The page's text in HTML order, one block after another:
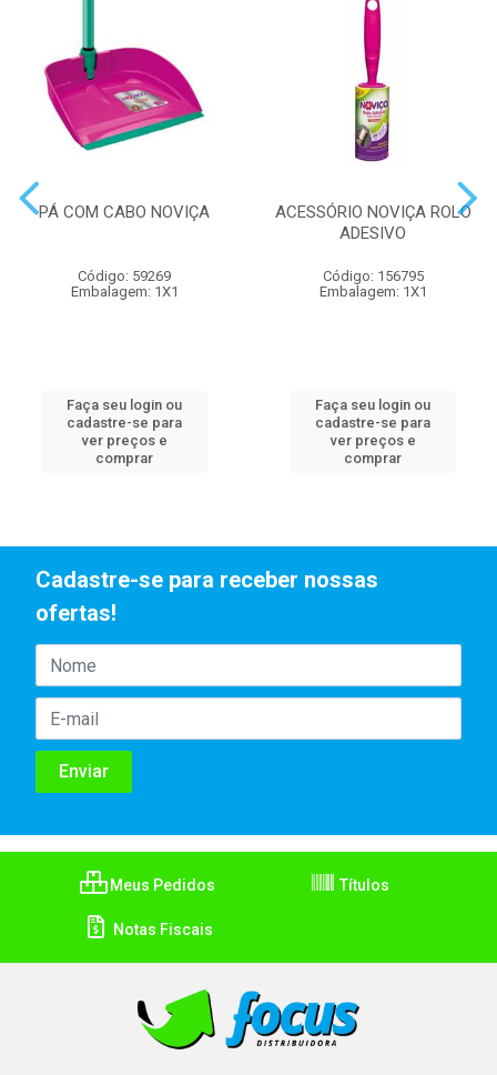
PÁ COM CABO NOVIÇA
Código: 59269
Embalagem: 1X1
Faça seu login ou
cadastre-se para
ver preços e
comprar
ACESSÓRIO NOVIÇA ROLO
ADESIVO
Código: 156795
Embalagem: 1X1
Faça seu login ou
cadastre-se para
ver preços e
comprar
Cadastre-se para receber nossas
ofertas!
Meus Pedidos Títulos
Notas Fiscais